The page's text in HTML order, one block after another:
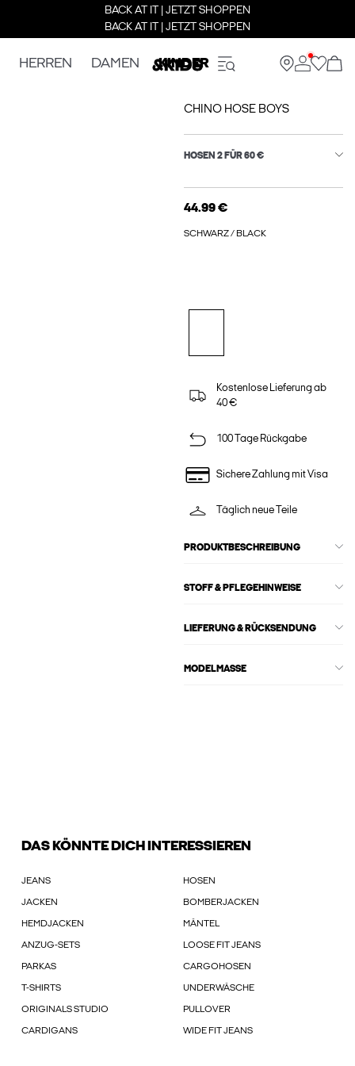
BACK AT IT | JETZT SHOPPEN
BACK AT IT | JETZT SHOPPEN
HERREN DAMEN KINDER
CHINO HOSE BOYS
HOSEN 2 FÜR 60 €
44.99 €
SCHWARZ / BLACK
Kostenlose Lieferung ab
40 €
100 Tage Rückgabe
Sichere Zahlung mit Visa
Täglich neue Teile
PRODUKTBESCHREIBUNG
STOFF & PFLEGEHINWEISE
LIEFERUNG & RÜCKSENDUNG
MODELMASSE
DAS KÖNNTE DICH INTERESSIEREN
JEANS HOSEN
JACKEN BOMBERJACKEN
HEMDJACKEN MÄNTEL
ANZUG-SETS LOOSE FIT JEANS
PARKAS CARGOHOSEN
T-SHIRTS UNDERWÄSCHE
ORIGINALS STUDIO PULLOVER
CARDIGANS WIDE FIT JEANS